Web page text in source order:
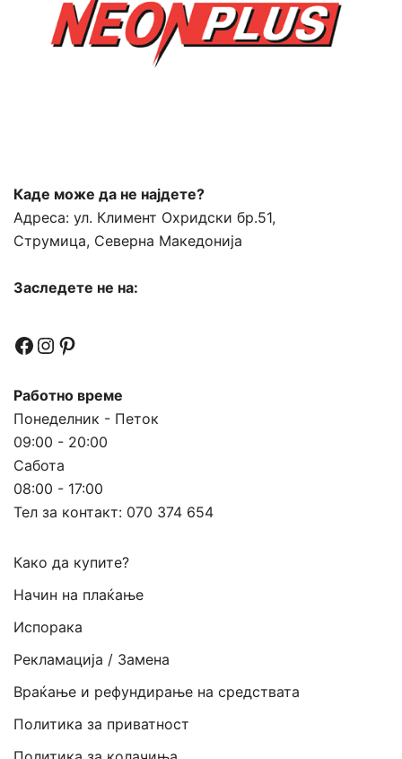
Каде може да не најдете?
Адреса: ул. Климент Охридски бр.51,
Струмица, Северна Македонија
Заследете не на:
Facebook
Instagram
Pinterest
Работно време
Понеделник - Петок
09:00 - 20:00
Сабота
08:00 - 17:00
Тел за контакт: 070 374 654
Како да купите?
Начин на плаќање
Испорака
Рекламација / Замена
Враќање и рефундирање на средствата
Политика за приватност